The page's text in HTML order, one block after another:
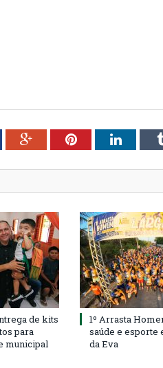
Google+Pinterest
de kits
para
municipal
1º Arrasta
saúde e esporte
da Eva